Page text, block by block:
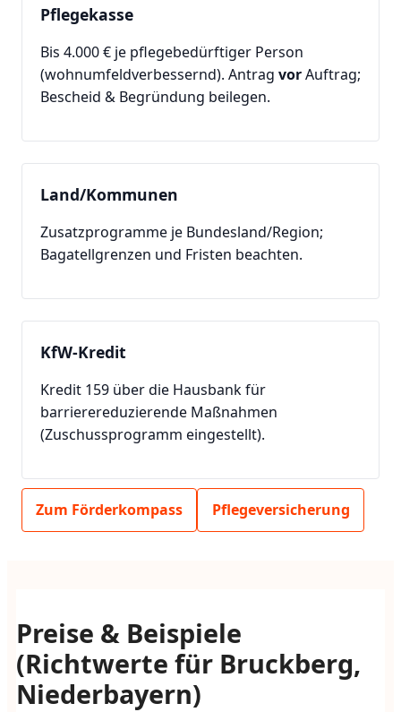
Pflegekasse
Bis 4.000 € je pflegebedürftiger Person
(wohnumfeldverbessernd). Antrag vorAuftrag;
Bescheid & Begründung beilegen.
Land/Kommunen
Zusatzprogramme je Bundesland/Region;
Bagatellgrenzen und Fristen beachten.
KfW-Kredit
Kredit 159 über die Hausbank für
barrierereduzierende Maßnahmen
(Zuschussprogramm eingestellt).
Zum Förderkompass Pflegeversicherung
Preise & Beispiele
(Richtwerte für Bruckberg,
Niederbayern)